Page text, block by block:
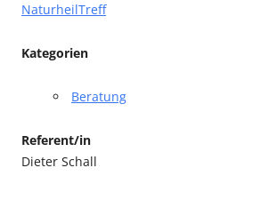
NaturheilTreff
Kategorien
Beratung
Referent/in
Dieter Schall